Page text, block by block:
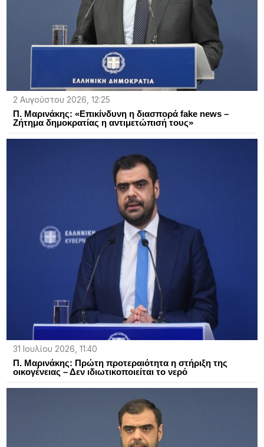
2 Αυγούστου 2026, 12:25
Π. Μαρινάκης: «Επικίνδυνη η διασπορά fake news –
Ζήτημα δημοκρατίας η αντιμετώπισή τους»
31 Ιουλίου 2026, 11:40
Π. Μαρινάκης: Πρώτη προτεραιότητα η στήριξη της
οικογένειας – Δεν ιδιωτικοποιείται το νερό